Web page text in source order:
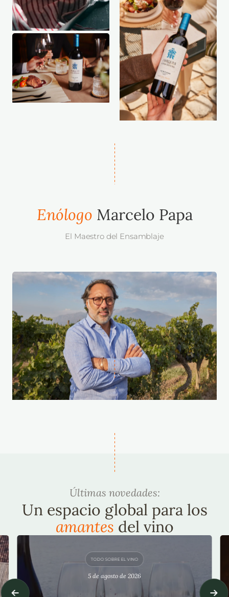
Enólogo Marcelo Papa
El Maestro del Ensamblaje
Últimas novedades:
Un espacio global para los
amantes del vino
TODO SOBRE EL VINO
5 de agosto de 2026